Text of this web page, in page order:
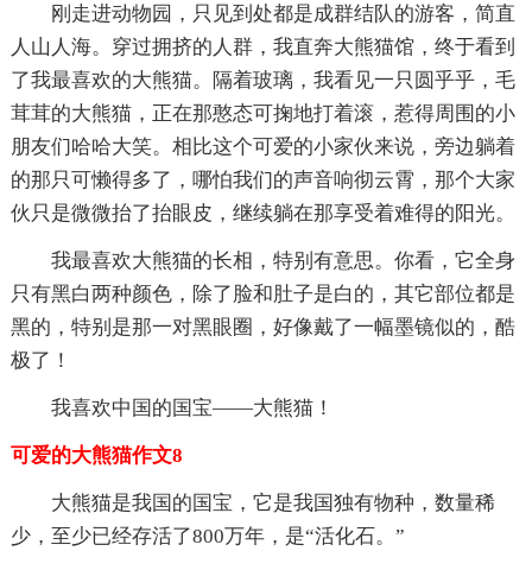
刚走进动物园，只见到处都是成群结队的游客，简直
人山人海。穿过拥挤的人群，我直奔大熊猫馆，终于看到
了我最喜欢的大熊猫。隔着玻璃，我看见一只圆乎乎，毛
茸茸的大熊猫，正在那憨态可掬地打着滚，惹得周围的小
朋友们哈哈大笑。相比这个可爱的小家伙来说，旁边躺着
的那只可懒得多了，哪怕我们的声音响彻云霄，那个大家
伙只是微微抬了抬眼皮，继续躺在那享受着难得的阳光。
我最喜欢大熊猫的长相，特别有意思。你看，它全身
只有黑白两种颜色，除了脸和肚子是白的，其它部位都是
黑的，特别是那一对黑眼圈，好像戴了一幅墨镜似的，酷
极了！
我喜欢中国的国宝——大熊猫！
可爱的大熊猫作文8
大熊猫是我国的国宝，它是我国独有物种，数量稀
少，至少已经存活了800万年，是“活化石。”